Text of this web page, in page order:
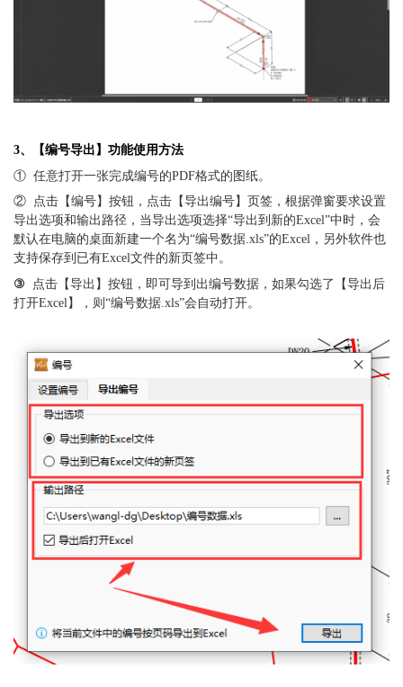
3、【编号导出】功能使用方法
①  任意打开一张完成编号的PDF格式的图纸。
②  点击【编号】按钮，点击【导出编号】页签，根据弹窗要求设置
导出选项和输出路径，当导出选项选择“导出到新的Excel”中时，会
默认在电脑的桌面新建一个名为“编号数据.xls”的Excel，另外软件也
支持保存到已有Excel文件的新页签中。
③ 点击【导出】按钮，即可导到出编号数据，如果勾选了【导出后
打开Excel】，则“编号数据.xls”会自动打开。